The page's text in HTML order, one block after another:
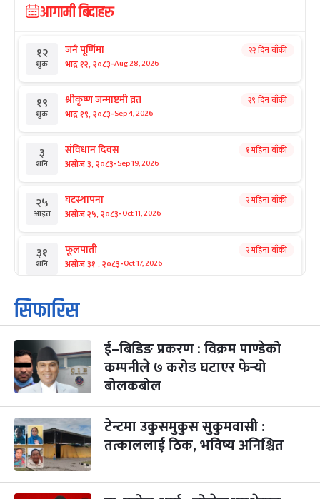
आगामी बिदाहरु
१२
शुक्र
जनै पूर्णिमा
भाद्र १२, २०८३-Aug 28, 2026
२२ दिन बाँकी
१९
शुक्र
श्रीकृष्ण जन्माष्टमी व्रत
भाद्र १९, २०८३-Sep 4, 2026
२९ दिन बाँकी
३
शनि
संविधान दिवस
असोज ३, २०८३-Sep 19, 2026
१ महिना बाँकी
२५
आइत
घटस्थापना
असोज २५, २०८३-Oct 11, 2026
२ महिना बाँकी
३१
शनि
फूलपाती
असोज ३१ , २०८३-Oct 17, 2026
२ महिना बाँकी
१
आइत
कार्तिक सङ्क्रान्ति
कार्तिक १, २०८३
३
मंगल
महानवमी
कार्तिक ३, २०८३-Oct 20, 2026
२ महिना बाँकी
४
५
बिहि
पापा‌ङ्कुशा एकादशी व्रत
कार्तिक ५, २०८३
२ महिना बाँकी
सिफारिस
ई–बिडिङ प्रकरण : विक्रम पाण्डेको
कम्पनीले ७ करोड घटाएर फेर्‍यो
बोलकबोल
टेन्टमा उकुसमुकुस सुकुमवासी :
तत्काललाई ठिक, भविष्य अनिश्चित